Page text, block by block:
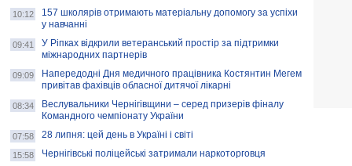
10:12
157 школярів отримають матеріальну допомогу за успіхи
у навчанні
09:41
У Ріпках відкрили ветеранський простір за підтримки
міжнародних партнерів
09:09
Напередодні Дня медичного працівника Костянтин Мегем
привітав фахівців обласної дитячої лікарні
08:34
Веслувальники Чернігівщини – серед призерів фіналу
Командного чемпіонату України
07:58 28 липня: цей день в Україні і світі
15:58 Чернігівські поліцейські затримали наркоторговця